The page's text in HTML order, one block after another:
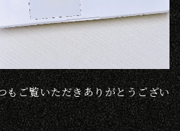
もご覧いただきありがとうござい